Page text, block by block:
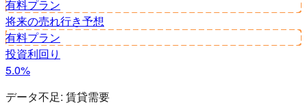
有料プラン
将来の売れ行き予想
有料プラン
投資利回り
5.0%
データ不足: 賃貸需要